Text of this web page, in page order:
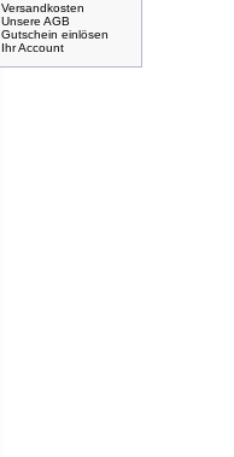
Versandkosten
Unsere AGB
Gutschein einlösen
Ihr Account